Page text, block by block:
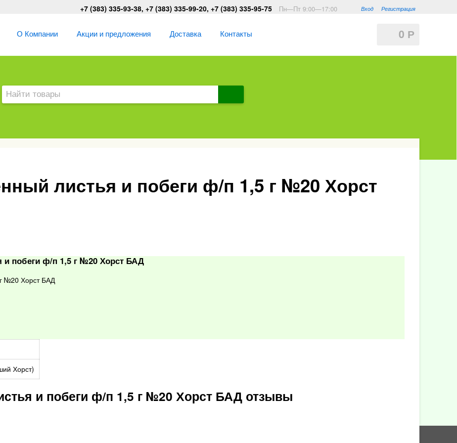
Вход Регистрация
+7 (383) 335-93-38, +7 (383) 335-99-20, +7 (383) 335-95-75 Пн—Пт 9:00—17:00
0 Р
О Компании Акции и предложения Доставка Контакты
листья и побеги ф/п 1,5 г №20 Хорст
и побеги ф/п 1,5 г №20 Хорст БАД
№20 Хорст БАД
Хорст)
и побеги ф/п 1,5 г №20 Хорст БАД отзывы